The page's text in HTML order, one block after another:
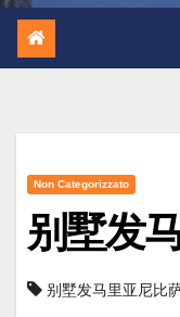
Non Categorizzato
别墅发
别墅发马里亚尼比